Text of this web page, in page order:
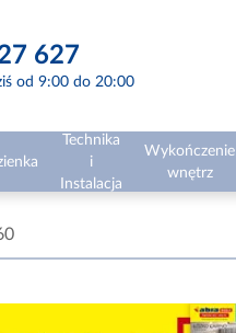
627
od 9:00 do 20:00
Technika
i
Instalacja
Wykończenie
wnętrz